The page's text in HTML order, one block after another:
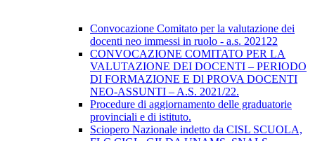
Convocazione Comitato per la valutazione dei
docenti neo immessi in ruolo - a.s. 202122
CONVOCAZIONE COMITATO PER LA
VALUTAZIONE DEI DOCENTI – PERIODO
DI FORMAZIONE E Dl PROVA DOCENTI
NEO-ASSUNTI – A.S. 2021/22.
Procedure di aggiornamento delle graduatorie
provinciali e di istituto.
Sciopero Nazionale indetto da CISL SCUOLA,